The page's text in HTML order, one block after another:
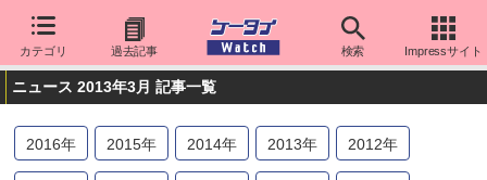
カテゴリ 過去記事 検索 Impressサイト
ニュース 2013年3月 記事一覧
2016年 2015年 2014年 2013年 2012年